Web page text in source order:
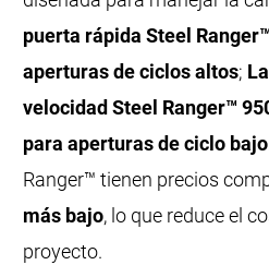
puerta rápida Steel
aperturas de ciclos altos;
velocidad Steel Ranger™
para aperturas de ciclo bajo
Ranger™ tienen precios
más bajo, lo que reduce el
proyecto.